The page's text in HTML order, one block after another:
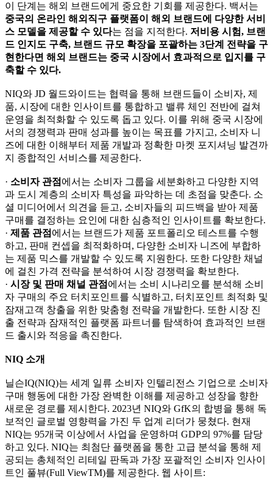
이 단계는 해외 브랜드에게 중요한 기회를 제공한다. 백서는
중국의 온라인 해외직구 플랫폼이 해외 브랜드에 다양한 서비
스 모델을 제공할 수 있다는 점을 지적한다. 저비용 시험, 브랜
드 인지도 구축, 브랜드 규모 확장을 포괄하는 3단계 전략을 구
현한다면 해외 브랜드는 중국 시장에서 효과적으로 입지를 구
축할 수 있다.
NIQ와 JD 월드와이드는 협력을 통해 브랜드들이 소비자, 제
품, 시장에 대한 인사이트를 통합하고 밸류 체인 전반에 걸쳐
운영을 최적화할 수 있도록 돕고 있다. 이를 위해 중국 시장에
서의 경쟁력과 판매 성과를 높이는 목표를 가지고, 소비자 니
즈에 대한 이해부터 제품 개발과 정확한 마켓 포지셔닝 발견까
지 종합적인 서비스를 제공한다.
· 소비자 관점 에서는 소비자 그룹을 세분화하고 다양한 지역
과 도시 계층의 소비자 특성을 파악하는 데 초점을 맞춘다. 소
셜 미디어에서 의견을 듣고, 소비자들의 피드백을 받아 제품
구매를 결정하는 요인에 대한 심층적인 인사이트를 확보한다.
· 제품 관점 에서는 브랜드가 제품 포트폴리오 테스트를 수행
하고, 판매 컨셉을 최적화하며, 다양한 소비자 니즈에 부합하
는 제품 믹스를 개발할 수 있도록 지원한다. 또한 다양한 채널
에 걸친 가격 전략을 분석하여 시장 경쟁력을 확보한다.
· 시장 및 판매 채널 관점 에서는 소비 시나리오를 분석해 소비
자 구매의 주요 터치포인트를 식별하고, 터치포인트 최적화 및
잠재고객 창출을 위한 맞춤형 전략을 개발한다. 또한 시장 진
출 전략과 잠재적인 플랫폼 파트너를 탐색하여 효과적인 브랜
드 출시와 적응을 촉진한다.
NIQ 소개
닐슨IQ(NIQ)는 세계 일류 소비자 인텔리전스 기업으로 소비자
구매 행동에 대한 가장 완벽한 이해를 제공하고 성장을 향한
새로운 경로를 제시한다. 2023년 NIQ와 GfK의 합병을 통해 독
보적인 글로벌 영향력을 가진 두 업계 리더가 뭉쳤다. 현재
NIQ는 95개국 이상에서 사업을 운영하며 GDP의 97%를 담당
하고 있다. NIQ는 최첨단 플랫폼을 통한 고급 분석을 통해 제
공되는 총체적인 리테일 판독과 가장 포괄적인 소비자 인사이
트인 풀뷰(Full ViewTM)를 제공한다. 웹 사이트: